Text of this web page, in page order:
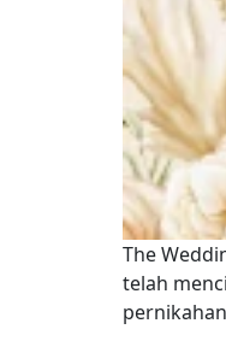
The
telah